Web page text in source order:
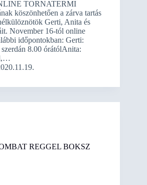
TORNATERMI
köszönhetően a zárva tartás
Gerti, Anita és
November 16-tól online
időpontokban: Gerti:
8.00 órátólAnita:
REGGEL BOKSZ